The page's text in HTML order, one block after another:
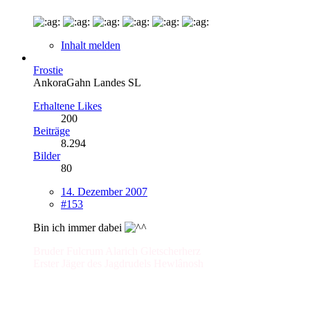
Inhalt melden
Frostie
AnkoraGahn Landes SL
Erhaltene Likes
200
Beiträge
8.294
Bilder
80
14. Dezember 2007
#153
Bin ich immer dabei